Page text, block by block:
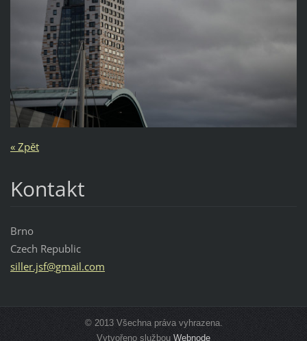
« Zpět
Kontakt
Brno
Czech Republic
siller.jsf@gmail.com
© 2013 Všechna práva vyhrazena.
Vytvořeno službouWebnode